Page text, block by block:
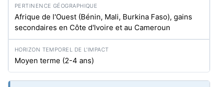
Afrique de l'Ouest (Bénin, Mali, Burkina Faso), gains
secondaires en Côte d'Ivoire et au Cameroun
Moyen terme (2-4 ans)